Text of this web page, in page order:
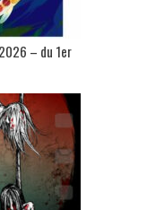
– du 1er